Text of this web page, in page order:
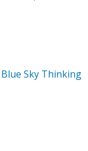
Sky Thinking